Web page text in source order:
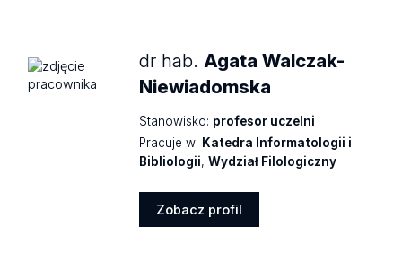
dr hab. Agata Walczak-
Niewiadomska
Stanowisko: profesor uczelni
Pracuje w: Katedra Informatologii i
Bibliologii,Wydział Filologiczny
Zobacz profil